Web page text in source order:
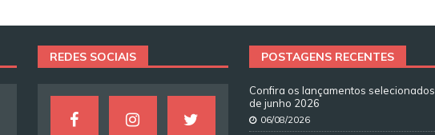
REDES SOCIAIS POSTAGENS RECENTES
Confira os lançamentos selecionados
de junho 2026
06/08/2026